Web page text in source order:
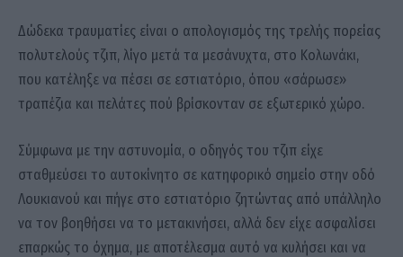
Δώδεκα τραυματίες είναι ο απολογισμός της τρελής πορείας
πολυτελούς τζιπ, λίγο μετά τα μεσάνυχτα, στο Κολωνάκι,
που κατέληξε να πέσει σε εστιατόριο, όπου «σάρωσε»
τραπέζια και πελάτες πού βρίσκονταν σε εξωτερικό χώρο.
Σύμφωνα με την αστυνομία, ο οδηγός του τζιπ είχε
σταθμεύσει το αυτοκίνητο σε κατηφορικό σημείο στην οδό
Λουκιανού και πήγε στο εστιατόριο ζητώντας από υπάλληλο
να τον βοηθήσει να το μετακινήσει, αλλά δεν είχε ασφαλίσει
επαρκώς το όχημα, με αποτέλεσμα αυτό να κυλήσει και να